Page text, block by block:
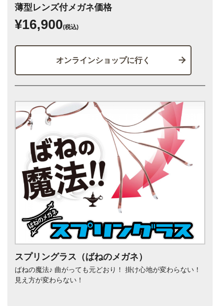
薄型レンズ付メガネ価格
¥16,900(税込)
オンラインショップに行く
スプリングラス（ばねのメガネ）
ばねの魔法♪ 曲がっても元どおり！ 掛け心地が変わらない！
見え方が変わらない！